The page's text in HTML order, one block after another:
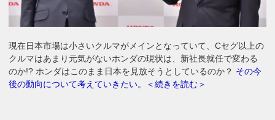
現在日本市場は小さいクルマがメインとなっていて、Cセグ以上の
クルマはあまり元気がないホンダの現状は、新社長就任で変わる
のか!? ホンダはこのまま日本を見放そうとしているのか？ その今
後の動向について考えていきたい。＜続きを読む＞